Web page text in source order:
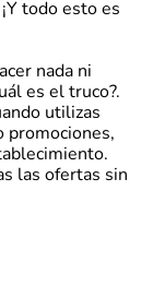
todo esto es
nada ni
es el truco?.
utilizas
promociones,
las ofertas sin